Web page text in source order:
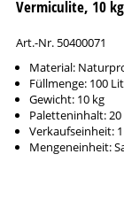
Vermiculite, 10
Art.-Nr. 50400071
Material:
Füllmenge: 100
Gewicht: 10 kg
Paletteninhalt: 20
Verkaufseinheit: 1
Mengeneinheit: